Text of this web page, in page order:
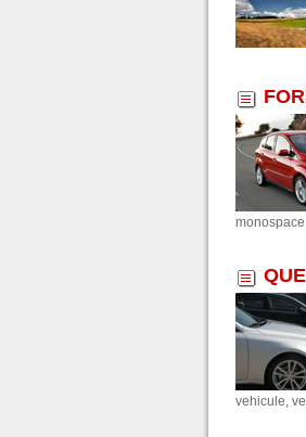
monospace
vehicule,